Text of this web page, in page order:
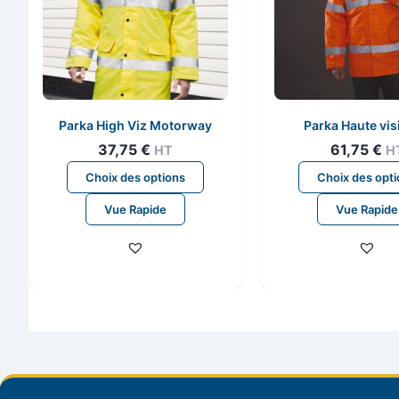
Parka High Viz Motorway
37,75 € HT
Choix des options
Ce
produit
choisies
Vue Rapide
Parka Haute
61,75 €
Choix des
Vue Rapide